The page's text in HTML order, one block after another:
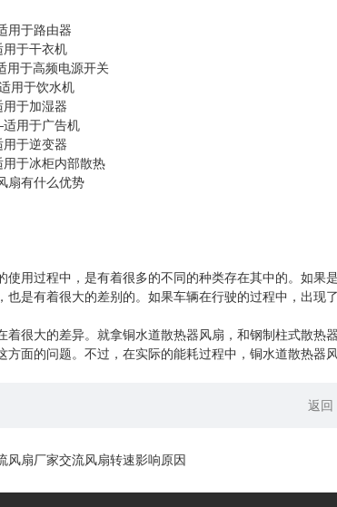
用于路由器
于干衣机
用于高频电源开关
用于饮水机
于加湿器
用于广告机
于逆变器
于冰柜内部散热
扇有什么优势
用过程中，是有着很多的不同的种类存在其中的。如果
也是有着很大的差别的。如果车辆在行驶的过程中，出
着很大的差异。就拿铜水道散热器风扇，和钢制柱式散
面的问题。不过，在实际的能耗过程中，铜水道散热器
返回
风扇厂家交流风扇转速影响原因